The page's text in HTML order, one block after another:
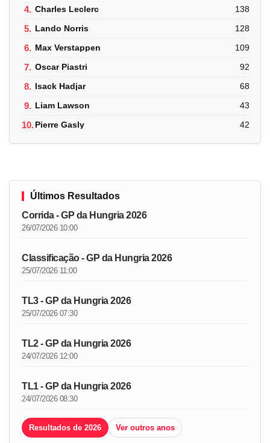
4. Charles Leclerc 138
5. Lando Norris 128
6. Max Verstappen 109
7. Oscar Piastri 92
8. Isack Hadjar 68
9. Liam Lawson 43
10.Pierre Gasly 42
Últimos Resultados
Corrida - GP da Hungria 2026
26/07/2026 10:00
Classificação - GP da Hungria 2026
25/07/2026 11:00
TL3 - GP da Hungria 2026
25/07/2026 07:30
TL2 - GP da Hungria 2026
24/07/2026 12:00
TL1 - GP da Hungria 2026
24/07/2026 08:30
Resultados de 2026 Ver outros anos